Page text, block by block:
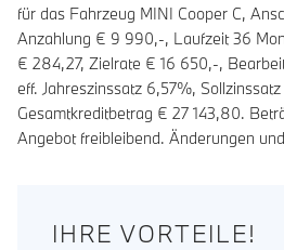
für das Fahrzeug MINI Cooper C,
Anzahlung € 9 990,-, Laufzeit36
€ 284,27, Zielrate € 16 650,-,
eff. Jahreszinssatz 6,57%, Sollzinssatz
Gesamtkreditbetrag € 27 143,80.
Angebot freibleibend. Änderungen
IHRE VORTEILE!